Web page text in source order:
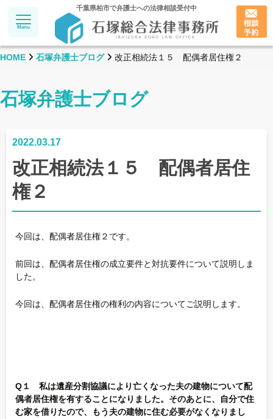
千葉県柏市で弁護士への法律相談受付中
HOME 石塚弁護士ブログ 改正相続法１５ 配偶者居住権２
石塚弁護士ブログ
2022.03.17
改正相続法１５ 配偶者居住
権２
今回は、配偶者居住権２です。
前回は、配偶者居住権の成立要件と対抗要件について説明しま
した。
今回は、配偶者居住権の権利の内容についてご説明します。
Q１ 私は遺産分割協議により亡くなった夫の建物について配
偶者居住権を有することになりました。そのあとに、自分で住
む家を借りたので、もう夫の建物に住む必要がなくなりまし
Menu